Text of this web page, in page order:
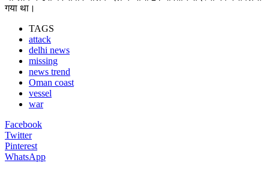
गया था।
TAGS
attack
delhi news
missing
news trend
Oman coast
vessel
war
Facebook
Twitter
Pinterest
WhatsApp